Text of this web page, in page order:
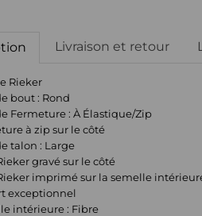
Livraison et retour
Rieker
bout : Rond
Fermeture : À Élastique/Zip
à zip sur le côté
talon : Large
gravé sur le côté
imprimé sur la semelle
exceptionnel
intérieure : Fibre